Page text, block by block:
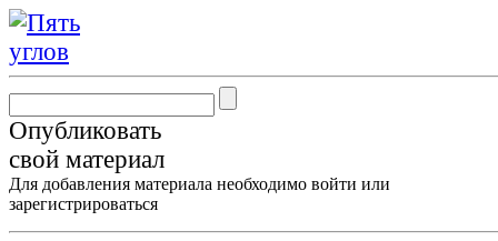
Опубликовать
свой материал
Для добавления материала необходимо войти или
зарегистрироваться